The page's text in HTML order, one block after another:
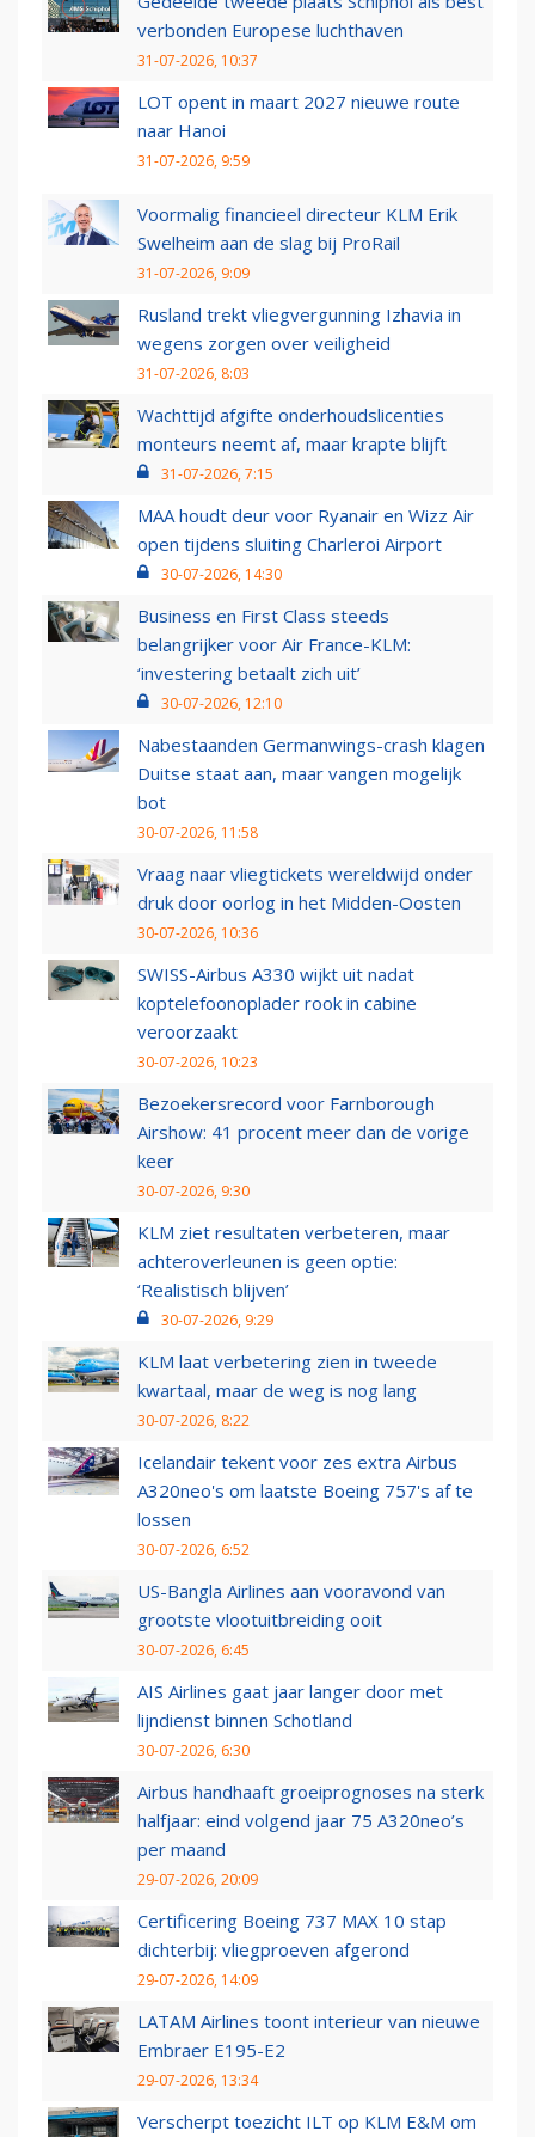
verbonden Europese luchthaven
31-07-2026, 10:37
LOT opent in maart 2027 nieuwe route
naar Hanoi
31-07-2026, 9:59
Voormalig financieel directeur KLM Erik
Swelheim aan de slag bij ProRail
31-07-2026, 9:09
Rusland trekt vliegvergunning Izhavia in
wegens zorgen over veiligheid
31-07-2026, 8:03
Wachttijd afgifte onderhoudslicenties
monteurs neemt af, maar krapte blijft
31-07-2026, 7:15
MAA houdt deur voor Ryanair en Wizz Air
open tijdens sluiting Charleroi Airport
30-07-2026, 14:30
Business en First Class steeds
belangrijker voor Air France-KLM:
‘investering betaalt zich uit’
30-07-2026, 12:10
Nabestaanden Germanwings-crash klagen
Duitse staat aan, maar vangen mogelijk
bot
30-07-2026, 11:58
Vraag naar vliegtickets wereldwijd onder
druk door oorlog in het Midden-Oosten
30-07-2026, 10:36
SWISS-Airbus A330 wijkt uit nadat
koptelefoonoplader rook in cabine
veroorzaakt
30-07-2026, 10:23
Bezoekersrecord voor Farnborough
Airshow: 41 procent meer dan de vorige
keer
30-07-2026, 9:30
KLM ziet resultaten verbeteren, maar
achteroverleunen is geen optie:
‘Realistisch blijven’
30-07-2026, 9:29
KLM laat verbetering zien in tweede
kwartaal, maar de weg is nog lang
30-07-2026, 8:22
Icelandair tekent voor zes extra Airbus
A320neo's om laatste Boeing 757's af te
lossen
30-07-2026, 6:52
US-Bangla Airlines aan vooravond van
grootste vlootuitbreiding ooit
30-07-2026, 6:45
AIS Airlines gaat jaar langer door met
lijndienst binnen Schotland
30-07-2026, 6:30
Airbus handhaaft groeiprognoses na sterk
halfjaar: eind volgend jaar 75 A320neo’s
per maand
29-07-2026, 20:09
Certificering Boeing 737 MAX 10 stap
dichterbij: vliegproeven afgerond
29-07-2026, 14:09
LATAM Airlines toont interieur van nieuwe
Embraer E195-E2
29-07-2026, 13:34
Verscherpt toezicht ILT op KLM E&M om